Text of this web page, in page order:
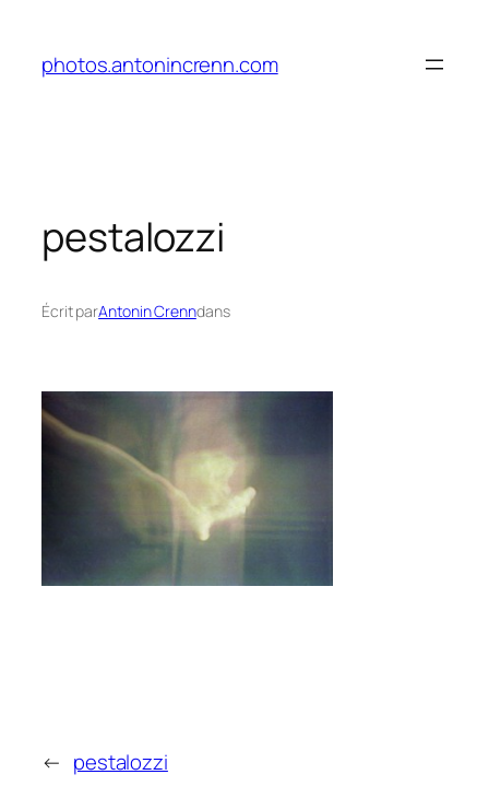
contenu
photos.antonincrenn.com
pestalozzi
Écrit parAntonin Crenndans
← pestalozzi